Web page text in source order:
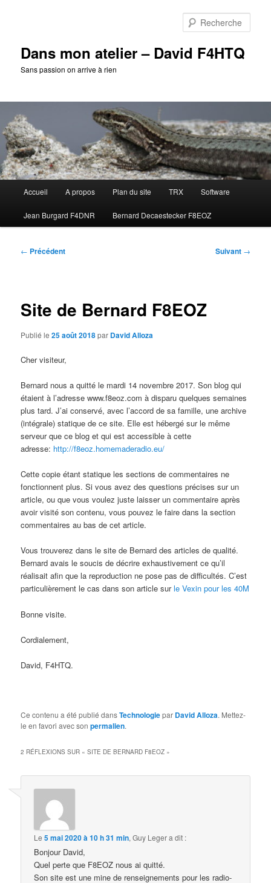
Dans mon atelier – David F4HTQ
Sans passion on arrive à rien
principal
Accueil A propos Plan du site TRX Software
Jean Burgard F4DNR Bernard Decaestecker F8EOZ
Navigation
← Précédent Suivant →
Site de Bernard F8EOZ
Publié le25 août 2018par David Alloza
Cher visiteur,
Bernard nous a quitté le mardi 14 novembre 2017. Son blog qui
étaient à l’adresse www.f8eoz.com à disparu quelques semaines
plus tard. J’ai conservé, avec l’accord de sa famille, une archive
(intégrale) statique de ce site. Elle est hébergé sur le même
serveur que ce blog et qui est accessible à cette
adresse: http://f8eoz.homemaderadio.eu/
Cette copie étant statique les sections de commentaires ne
fonctionnent plus. Si vous avez des questions précises sur un
article, ou que vous voulez juste laisser un commentaire après
avoir visité son contenu, vous pouvez le faire dans la section
commentaires au bas de cet article.
Vous trouverez dans le site de Bernard des articles de qualité.
Bernard avais le soucis de décrire exhaustivement ce qu’il
réalisait afin que la reproduction ne pose pas de difficultés. C’est
particulièrement le cas dans son article surle Vexin pour les 40M
Bonne visite.
Cordialement,
David, F4HTQ.
Ce contenu a été publié dansTechnologiepar David Alloza. Mettez-
le en favori avec sonpermalien.
2 RÉFLEXIONS SUR «SITE DE BERNARD F8EOZ »
Le5 mai 2020 à 10 h 31 min,Guy Legera dit :
Bonjour David,
Quel perte que F8EOZ nous ai quitté.
Son site est une mine de renseignements pour les radio-